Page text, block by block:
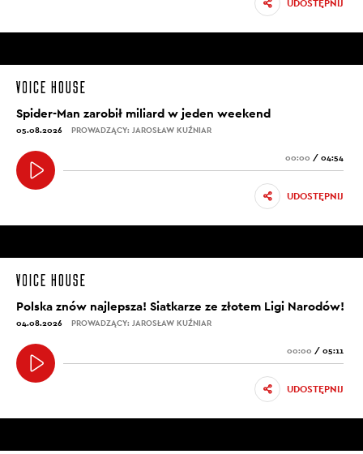
UDOSTĘPNIJ
Spider-Man zarobił miliard w jeden weekend
05.08.2026 PROWADZĄCY: JAROSŁAW KUŹNIAR
00:00 / 04:54
UDOSTĘPNIJ
Polska znów najlepsza! Siatkarze ze złotem Ligi Narodów!
04.08.2026 PROWADZĄCY: JAROSŁAW KUŹNIAR
00:00 / 05:11
UDOSTĘPNIJ